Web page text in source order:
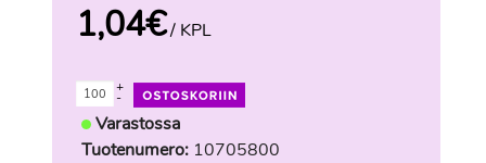
1,04€/ KPL
-
+
Varastossa
Tuotenumero: 10705800